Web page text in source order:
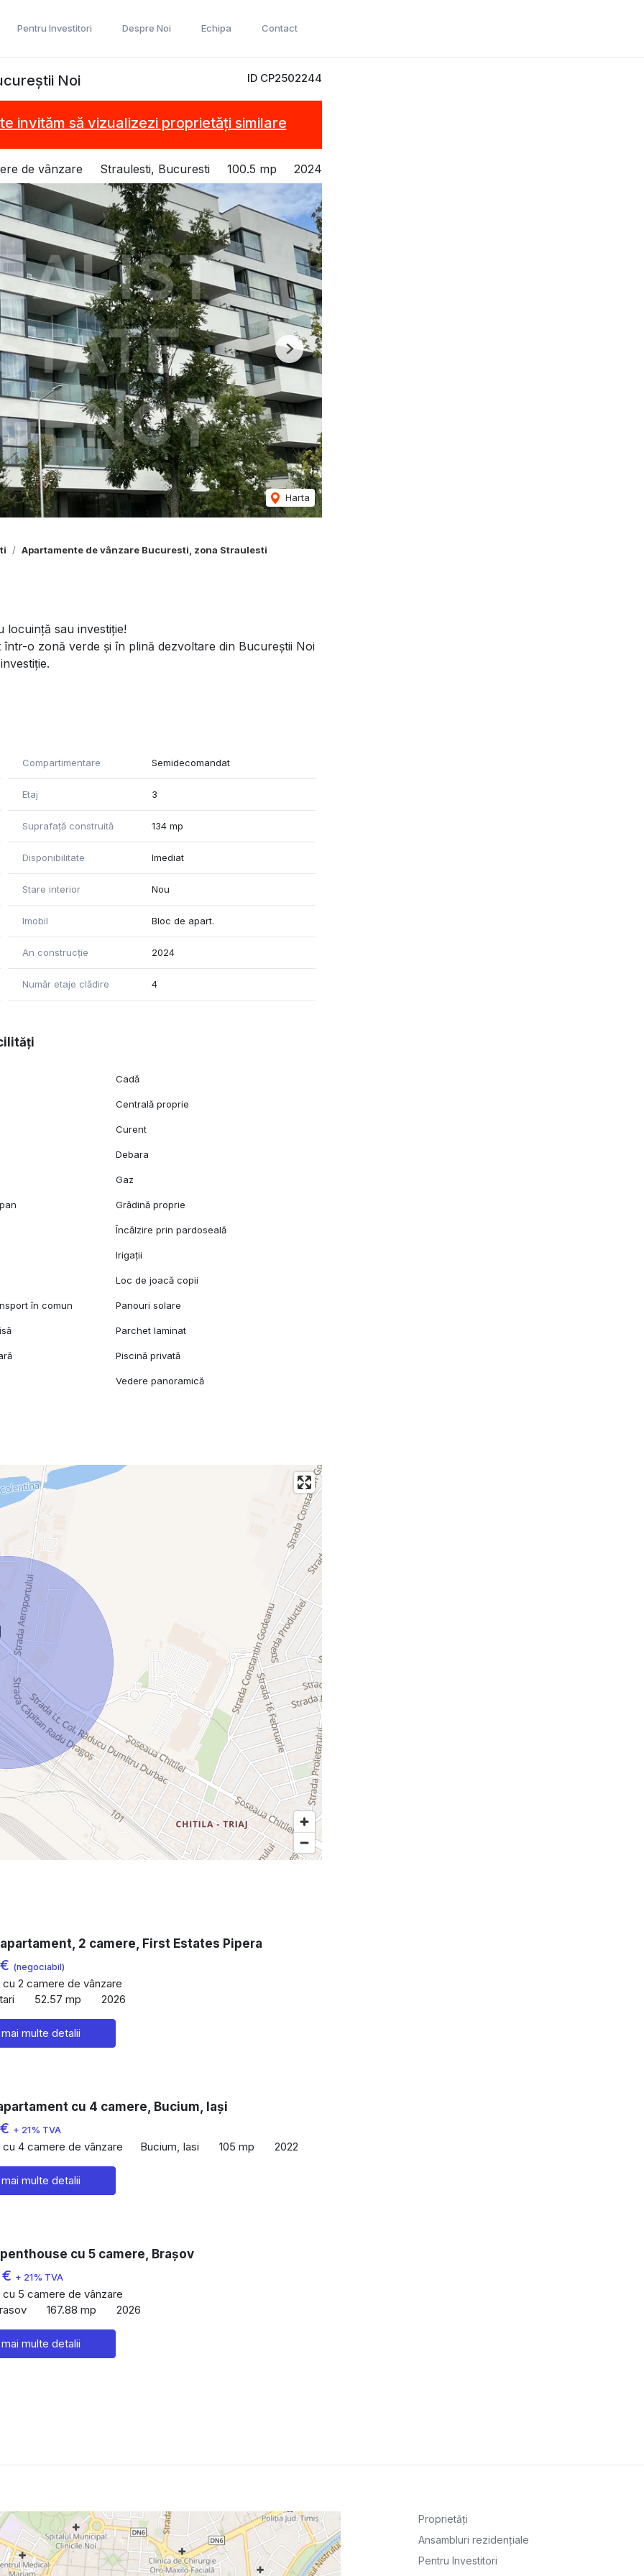
Pentru Investitori Despre Noi Echipa Contact
ID CP2502244
Noi
te invităm să vizualizezi proprietăți similare
de vânzare Straulesti, Bucuresti 100.5 mp 2024
Harta
Next
Apartamente de vânzare Bucuresti, zona Straulesti
locuință sau investiție!
o zonă verde și în plină dezvoltare din Bucureștii Noi
toți membrii familiei;
relaxare;
un confort optim în orice sezon;
alte facilități urbane.
la oraș, dar și pentru investitori care doresc un
Compartimentare Semidecomandat
Etaj 3
Suprafață construită 134 mp
Disponibilitate Imediat
Stare interior Nou
Imobil Bloc de apart.
An construcție 2024
Număr etaje clădire 4
Cadă
Centrală proprie
Curent
Debara
Gaz
Grădină proprie
Încălzire prin pardoseală
Irigații
Loc de joacă copii
în comun Panouri solare
Parchet laminat
Piscină privată
Vedere panoramică
2 camere, First Estates Pipera
(negociabil)
2 camere de vânzare
52.57 mp 2026
multe detalii
cu 4 camere, Bucium, Iași
+ 21% TVA
4 camere de vânzare Bucium, Iasi 105 mp 2022
multe detalii
cu 5 camere, Brașov
+ 21% TVA
5 camere de vânzare
167.88 mp 2026
multe detalii
Proprietăți
Ansambluri rezidențiale
Pentru Investitori